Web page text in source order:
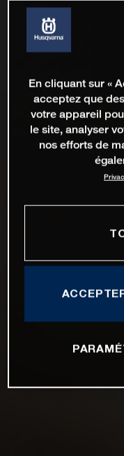
En cliquant sur «
acceptez que
votre appareil
le site, analyser
nos efforts de